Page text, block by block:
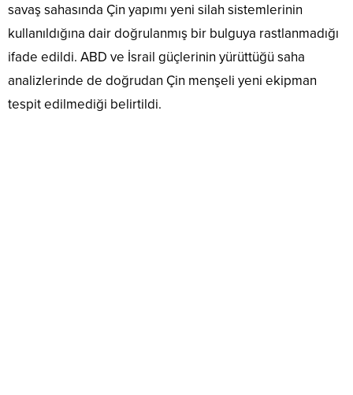
savaş sahasında Çin yapımı yeni silah sistemlerinin
kullanıldığına dair doğrulanmış bir bulguya rastlanmadığı
ifade edildi. ABD ve İsrail güçlerinin yürüttüğü saha
analizlerinde de doğrudan Çin menşeli yeni ekipman
tespit edilmediği belirtildi.